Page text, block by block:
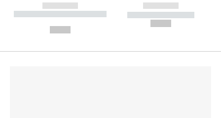
------------
----------- ----------- --------
------------
----------- -----------